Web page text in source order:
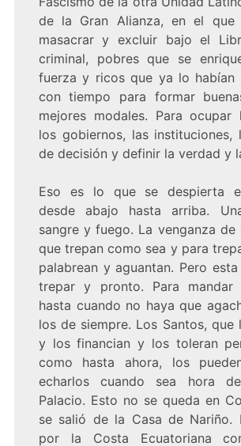
de la Gran Alianza, en el que
masacrar y excluir bajo el
criminal, pobres que se
fuerza y ricos que ya lo habían
con tiempo para formar
mejores modales. Para ocupar
los gobiernos, las instituciones,
de decisión y definir la verdad y
Eso es lo que se despierta
desde abajo hasta arriba.
sangre y fuego. La venganza de
que trepan como sea y para
palabrean y aguantan. Pero
trepar y pronto. Para mandar
hasta cuando no haya que
los de siempre. Los Santos, que
y los financian y los toleran
como hasta ahora, los
echarlos cuando sea hora
Palacio. Esto no se queda en
se salió de la Casa de Nariño.
por la Costa Ecuatoriana